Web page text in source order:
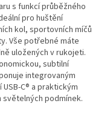
s funkcí průběžného
pro huštění
kol, sportovních míčů
Vše potřebné máte
uložených v rukojeti.
subtilní
integrovaným
C® a praktickým
světelných podmínek.